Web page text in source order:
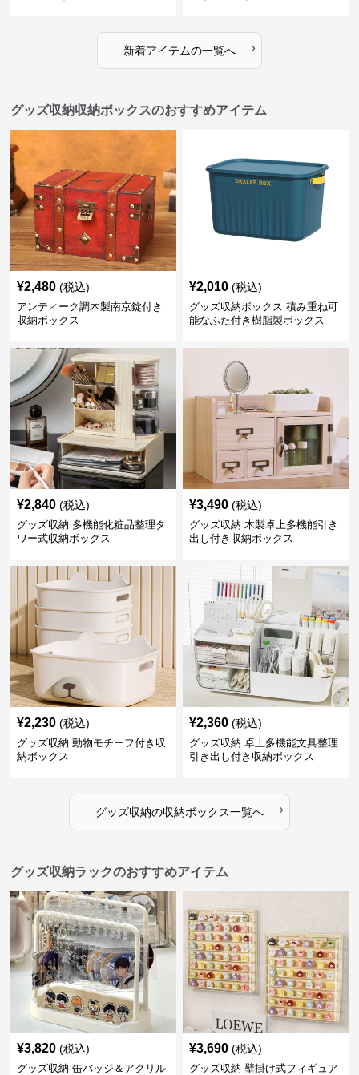
新着アイテムの一覧へ ›
グッズ収納収納ボックスのおすすめアイテム
¥2,480 (税込)
アンティーク調木製南京錠付き
収納ボックス
¥2,010 (税込)
グッズ収納ボックス 積み重ね可
能なふた付き樹脂製ボックス
¥2,840 (税込)
グッズ収納 多機能化粧品整理タ
ワー式収納ボックス
¥3,490 (税込)
グッズ収納 木製卓上多機能引き
出し付き収納ボックス
¥2,230 (税込)
グッズ収納 動物モチーフ付き収
納ボックス
¥2,360 (税込)
グッズ収納 卓上多機能文具整理
引き出し付き収納ボックス
グッズ収納の収納ボックス一覧へ ›
グッズ収納ラックのおすすめアイテム
¥3,820 (税込)
グッズ収納 缶バッジ＆アクリル
¥3,690 (税込)
グッズ収納 壁掛け式フィギュア